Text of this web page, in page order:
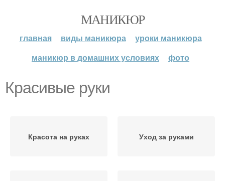
МАНИКЮР
главная виды маникюра
уроки маникюра
маникюр в домашних условиях
фото
Красивые руки
Красота на руках Уход за руками